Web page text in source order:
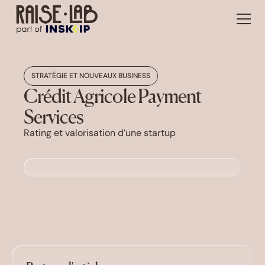
STRATÉGIE ET NOUVEAUX BUSINESS
Crédit Agricole Payment
Services
Rating et valorisation d’une startup